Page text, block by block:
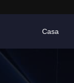
Casa